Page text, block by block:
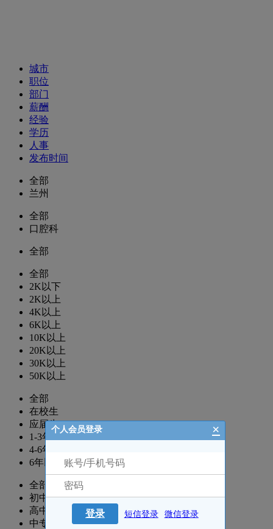
城市
职位
部门
薪酬
经验
学历
人事
发布时间
全部
兰州
全部
口腔科
全部
全部
2K以下
2K以上
4K以上
6K以上
10K以上
20K以上
30K以上
50K以上
全部
在校生
应届生
1-3年
4-6年
6年以上
全部
初中
高中
中专
个人会员登录 ×
登录 短信登录 微信登录